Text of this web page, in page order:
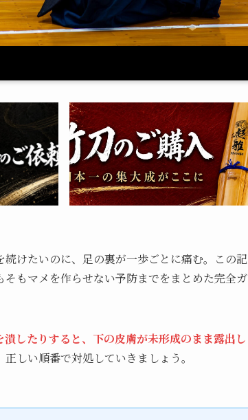
けたいのに、足の裏が一歩ごとに痛む。この記
そもマメを作らせない予防までをまとめた完全ガ
したりすると、下の皮膚が未形成のまま露出し
しい順番で対処していきましょう。